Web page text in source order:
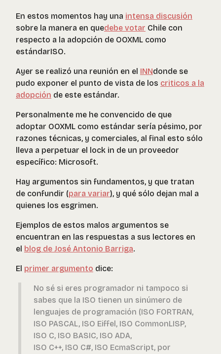
En estos momentos hay una intensa discusión
sobre la manera en quedebe votar Chile con
respecto a la adopción de OOXML como
estándarISO.
Ayer se realizó una reunión en el INNdonde se
pudo exponer el punto de vista de los criticos a la
adopción de este estándar.
Personalmente me he convencido de que
adoptar OOXML como estándar sería pésimo, por
razones técnicas, y comerciales, al final esto sólo
lleva a perpetuar el lock in de un proveedor
específico: Microsoft.
Hay argumentos sin fundamentos, y que tratan
de confundir (para variar), y qué sólo dejan mal a
quienes los esgrimen.
Ejemplos de estos malos argumentos se
encuentran en las respuestas a sus lectores en
el blog de José Antonio Barriga.
El primer argumento dice:
No sé si eres programador ni tampoco si
sabes que la ISO tienen un sinúmero de
lenguajes de programación (ISO FORTRAN,
ISO PASCAL, ISO Eiffel, ISO CommonLISP,
ISO C, ISO BASIC, ISO ADA,
ISO C++, ISO C#, ISO EcmaScript, por